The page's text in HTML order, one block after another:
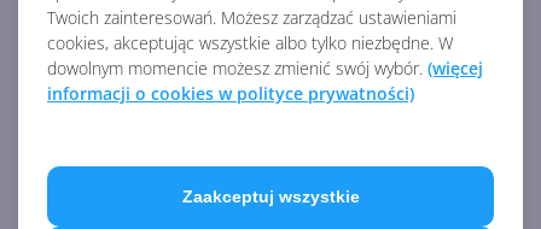
Twoich zainteresowań. Możesz zarządzać ustawieniami
cookies, akceptując wszystkie albo tylko niezbędne. W
dowolnym momencie możesz zmienić swój wybór. (więcej
informacji o cookies w polityce prywatności)
Zaakceptuj wszystkie
W przestrzeniSystem.Text.RegularExpressionsznajduje
się bardzo ciekawy typ zwracanej kolekcji.
MatchCollection, bo o nim mowa może zawierać lub nie
przeszukiwanie łańcuchów a wyniki wrzucać do
kolekcji. Poniższy przykład prezentuje sposób